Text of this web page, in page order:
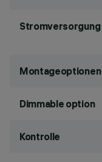
Stromversorgung
Montageoptionen
Dimmable option
Kontrolle